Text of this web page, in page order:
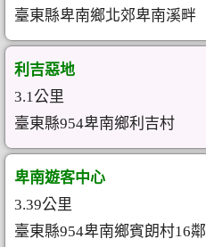
臺東縣卑南鄉北郊卑南溪畔
利吉惡地
3.1公里
臺東縣954卑南鄉利吉村
卑南遊客中心
3.39公里
臺東縣954卑南鄉賓朗村16